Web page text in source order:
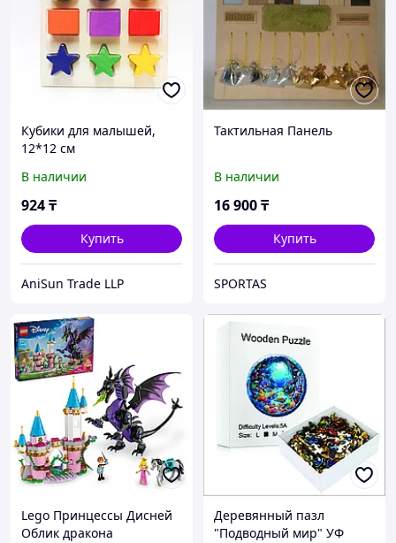
Кубики для малышей,
12*12 см
В наличии
924₸
Купить
AniSun Trade LLP
Тактильная Панель
В наличии
16 900₸
Купить
SPORTAS
Lego Принцессы Дисней
Облик дракона
Деревянный пазл
"Подводный мир" УФ